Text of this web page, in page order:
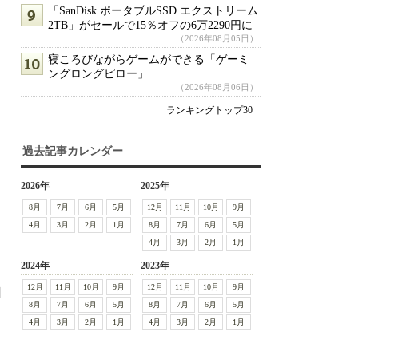
「SanDisk ポータブルSSD エクストリーム
2TB」がセールで15％オフの6万2290円に
（2026年08月05日）
寝ころびながらゲームができる「ゲーミ
ングロングピロー」
（2026年08月06日）
ランキングトップ30
過去記事カレンダー
2026年
8月 7月 6月
5月
4月
3月 2月 1月
2025年
12月 11月 10月
9月
8月
7月 6月
5月
4月
3月 2月 1月
2024年
12月 11月 10月
9月
8月
7月 6月
5月
4月
3月 2月 1月
2023年
12月 11月 10月
9月
8月
7月 6月
5月
4月
3月 2月 1月